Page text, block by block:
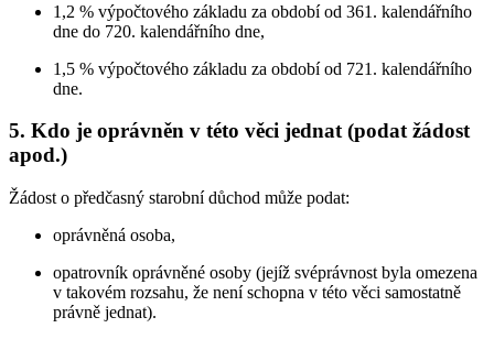
1,2 % výpočtového základu za období od 361. kalendářního
dne do 720. kalendářního dne,
1,5 % výpočtového základu za období od 721. kalendářního
dne.
5. Kdo je oprávněn v této věci jednat (podat žádost
apod.)
Žádost o předčasný starobní důchod může podat:
oprávněná osoba,
opatrovník oprávněné osoby (jejíž svéprávnost byla omezena
v takovém rozsahu, že není schopna v této věci samostatně
právně jednat).